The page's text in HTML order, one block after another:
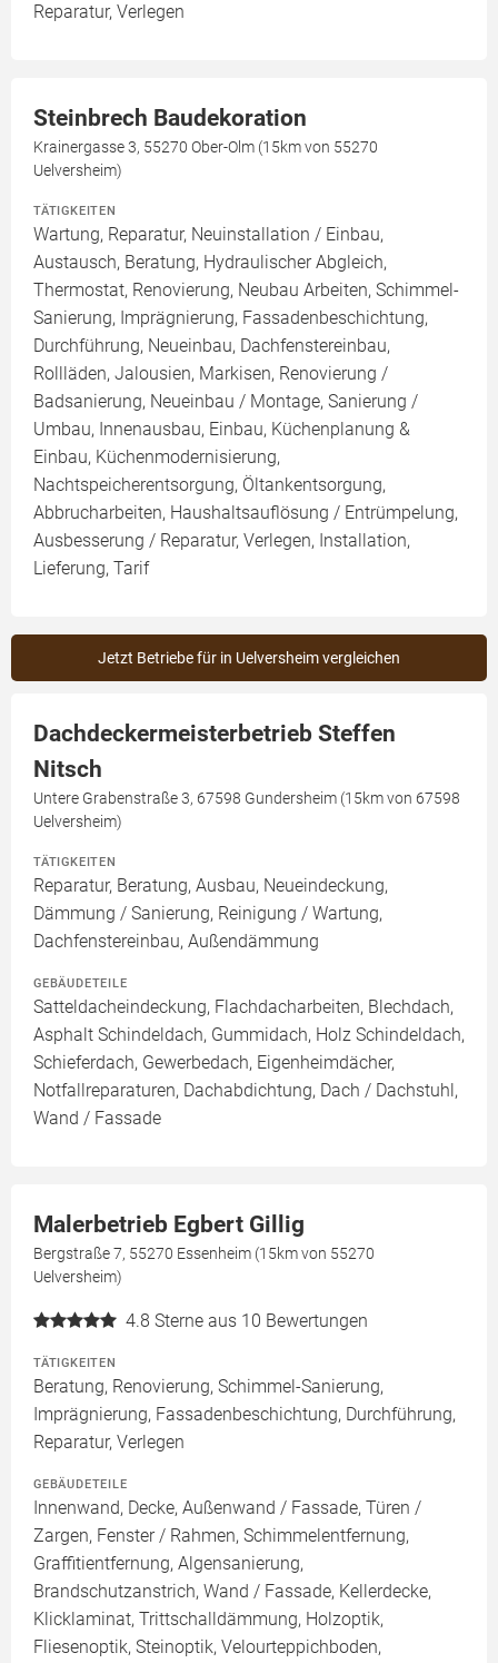
Reparatur, Verlegen
Steinbrech Baudekoration
Krainergasse 3, 55270 Ober-Olm (15km von 55270
Uelversheim)
TÄTIGKEITEN
Wartung, Reparatur, Neuinstallation / Einbau,
Austausch, Beratung, Hydraulischer Abgleich,
Thermostat, Renovierung, Neubau Arbeiten, Schimmel-
Sanierung, Imprägnierung, Fassadenbeschichtung,
Durchführung, Neueinbau, Dachfenstereinbau,
Rollläden, Jalousien, Markisen, Renovierung /
Badsanierung, Neueinbau / Montage, Sanierung /
Umbau, Innenausbau, Einbau, Küchenplanung &
Einbau, Küchenmodernisierung,
Nachtspeicherentsorgung, Öltankentsorgung,
Abbrucharbeiten, Haushaltsauflösung / Entrümpelung,
Ausbesserung / Reparatur, Verlegen, Installation,
Lieferung, Tarif
Jetzt Betriebe für in Uelversheim vergleichen
Dachdeckermeisterbetrieb Steffen
Nitsch
Untere Grabenstraße 3, 67598 Gundersheim (15km von 67598
Uelversheim)
TÄTIGKEITEN
Reparatur, Beratung, Ausbau, Neueindeckung,
Dämmung / Sanierung, Reinigung / Wartung,
Dachfenstereinbau, Außendämmung
GEBÄUDETEILE
Satteldacheindeckung, Flachdacharbeiten, Blechdach,
Asphalt Schindeldach, Gummidach, Holz Schindeldach,
Schieferdach, Gewerbedach, Eigenheimdächer,
Notfallreparaturen, Dachabdichtung, Dach / Dachstuhl,
Wand / Fassade
Malerbetrieb Egbert Gillig
Bergstraße 7, 55270 Essenheim (15km von 55270
Uelversheim)
4.8 Sterne aus 10 Bewertungen
TÄTIGKEITEN
Beratung, Renovierung, Schimmel-Sanierung,
Imprägnierung, Fassadenbeschichtung, Durchführung,
Reparatur, Verlegen
GEBÄUDETEILE
Innenwand, Decke, Außenwand / Fassade, Türen /
Zargen, Fenster / Rahmen, Schimmelentfernung,
Graffitientfernung, Algensanierung,
Brandschutzanstrich, Wand / Fassade, Kellerdecke,
Klicklaminat, Trittschalldämmung, Holzoptik,
Fliesenoptik, Steinoptik, Velourteppichboden,